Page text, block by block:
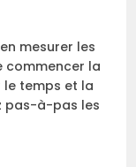
mesurer les
commencer la
temps et la
pas-à-pas les